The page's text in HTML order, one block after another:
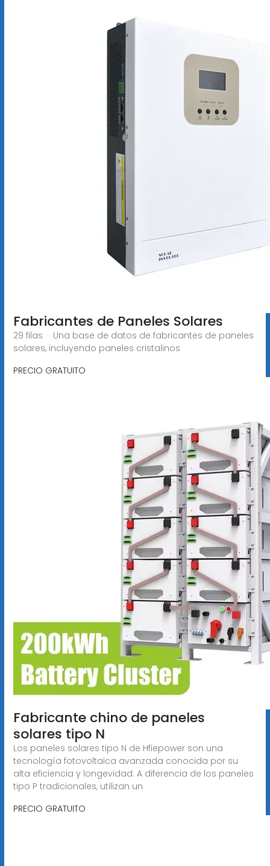
Fabricantes de Paneles Solares
29 filas · Una base de datos de fabricantes de paneles
solares, incluyendo paneles cristalinos
PRECIO GRATUITO
Fabricante chino de paneles
solares tipo N
Los paneles solares tipo N de Hfiepower son una
tecnología fotovoltaica avanzada conocida por su
alta eficiencia y longevidad. A diferencia de los paneles
tipo P tradicionales, utilizan un
PRECIO GRATUITO